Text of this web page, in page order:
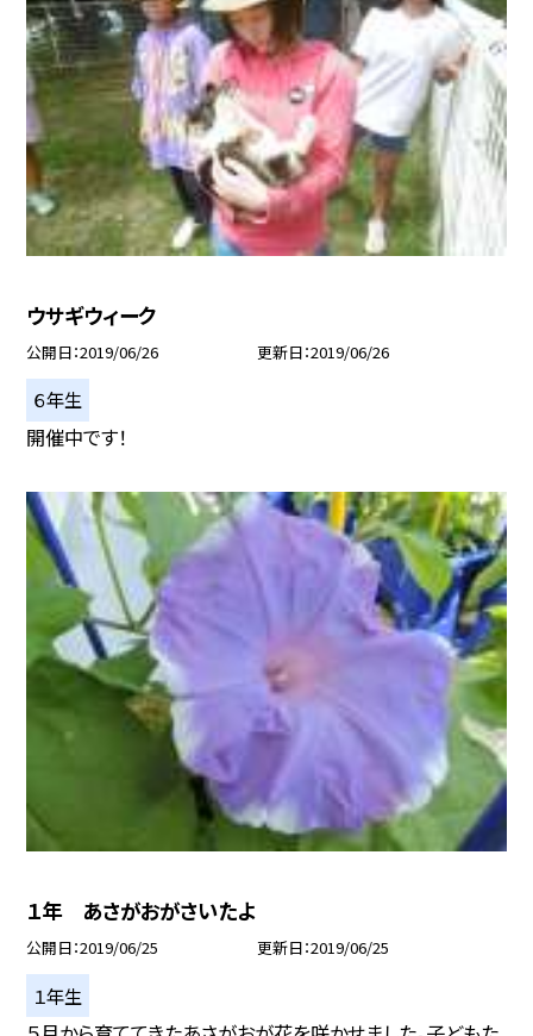
ウサギウィーク
公開日 2019/06/26 更新日 2019/06/26
６年生
開催中です！
１年 あさがおがさいたよ
公開日 2019/06/25 更新日 2019/06/25
１年生